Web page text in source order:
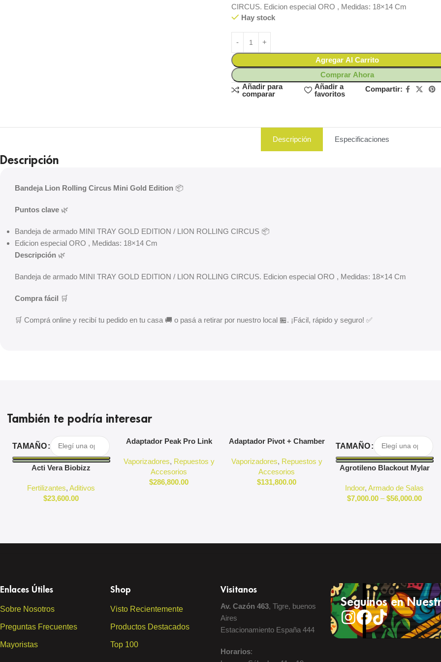
CIRCUS. Edicion especial ORO , Medidas: 18×14 Cm
Hay stock
Agregar Al Carrito
Comprar Ahora
Añadir para
comparar
Añadir a
favoritos
Compartir:
Descripción Especificaciones
Descripción
Bandeja Lion Rolling Circus Mini Gold Edition 📦
Puntos clave 🌿
Bandeja de armado MINI TRAY GOLD EDITION / LION ROLLING CIRCUS 📦
Edicion especial ORO , Medidas: 18×14 Cm
Descripción 🌿
Bandeja de armado MINI TRAY GOLD EDITION / LION ROLLING CIRCUS. Edicion especial ORO , Medidas: 18×14 Cm
Compra fácil 🛒
🛒 Comprá online y recibí tu pedido en tu casa 🚚 o pasá a retirar por nuestro local 🏪. ¡Fácil, rápido y seguro! ✅
También te podría interesar
Seleccionar Opciones
TAMAÑO
Acti Vera Biobizz
Fertilizantes,Aditivos
$23,600.00
Agregar Al Carrito
Adaptador Peak Pro Link
Vaporizadores, Repuestos y
Accesorios
$286,800.00
Agregar Al Carrito
Adaptador Pivot + Chamber
Vaporizadores, Repuestos y
Accesorios
$131,800.00
Seleccionar Opciones
TAMAÑO
Agrotileno Blackout Mylar
Indoor,Armado de Salas
$7,000.00 – $56,000.00
Enlaces Útiles
Sobre Nosotros
Preguntas Frecuentes
Mayoristas
Shop
Visto Recientemente
Productos Destacados
Top 100
Visitanos
Av. Cazón 463, Tigre, buenos
Aires
Estacionamiento España 444
Horarios:
Seguinos en